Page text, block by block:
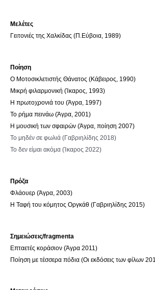
Μελέτες
Γειτονιές της Χαλκίδας (Π.Εύβοια, 1989)
Ποίηση
Ο Μοτοσικλετιστής Θάνατος (Κάβειρος, 1990)
Μικρή φιλαρμονική (Ίκαρος, 1993)
Η πρωτοχρονιά του (Άγρα, 1997)
Το ρήμα πεινάω (Άγρα, 2001)
Η μουσική των σφαιρών (Άγρα, ποίηση 2007)
Το μηδέν σε φωλιά (Γαβριηλίδης 2018)
Το δεν είμαι ακόμα (Ίκαρος 2022)
Πρόζα
Φλάουερ (Άγρα, 2003)
Η Ταφή του κόμητος Οργκάθ (Γαβριηλίδης 2015)
Σημειώσεις/fragmenta
Επταετές κοράσιον (Άγρα 2011)
Ποίηση με τέσσερα πόδια (Οι εκδόσεις των φίλων